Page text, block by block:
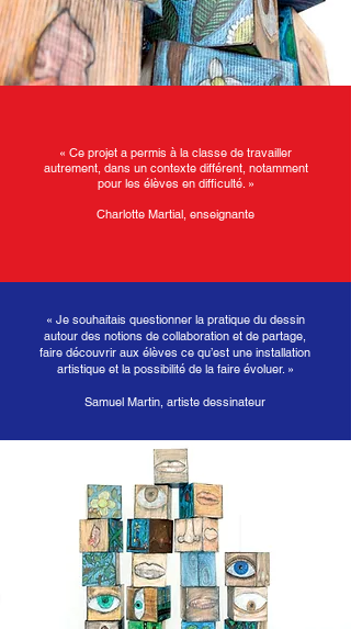
« Ce projet a permis à la classe de travailler
autrement, dans un contexte différent, notamment
pour les élèves en difficulté. »
Charlotte Martial, enseignante
« Je souhaitais questionner la pratique du dessin
autour des notions de collaboration et de partage,
faire découvrir aux élèves ce qu’est une installation
artistique et la possibilité de la faire évoluer. »
Samuel Martin, artiste dessinateur